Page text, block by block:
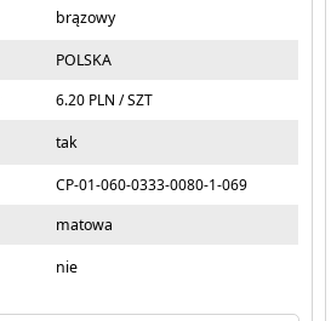
brązowy
POLSKA
6.20 PLN / SZT
tak
CP-01-060-0333-0080-1-069
matowa
nie